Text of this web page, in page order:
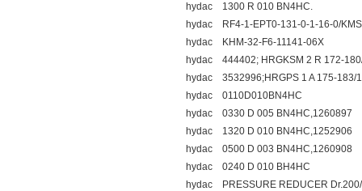
hydac 1300 R 010 BN4HC.
hydac RF4-1-EPT0-131-0-1-16-0/
hydac KHM-32-F6-11141-06X
hydac 444402; HRGKSM 2 R 172-
hydac 3532996;HRGPS 1 A 175-183/
hydac 0110D010BN4HC
hydac 0330 D 005 BN4HC,1260897
hydac 1320 D 010 BN4HC,1252906
hydac 0500 D 003 BN4HC,1260908
hydac 0240 D 010 BH4HC
hydac PRESSURE REDUCER